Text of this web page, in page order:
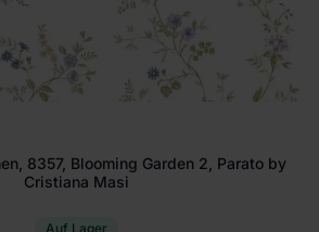
8357, Blooming Garden 2, Parato by
Cristiana Masi
Auf Lager